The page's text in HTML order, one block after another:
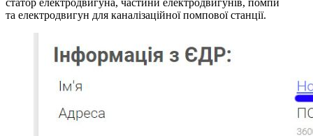
та електродвигун для каналізаційної помпової станції.